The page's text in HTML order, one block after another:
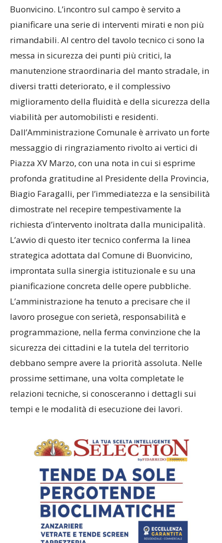
Buonvicino. L’incontro sul campo è servito a
pianificare una serie di interventi mirati e non più
rimandabili. Al centro del tavolo tecnico ci sono la
messa in sicurezza dei punti più critici, la
manutenzione straordinaria del manto stradale, in
diversi tratti deteriorato, e il complessivo
miglioramento della fluidità e della sicurezza della
viabilità per automobilisti e residenti.
Dall’Amministrazione Comunale è arrivato un forte
messaggio di ringraziamento rivolto ai vertici di
Piazza XV Marzo, con una nota in cui si esprime
profonda gratitudine al Presidente della Provincia,
Biagio Faragalli, per l’immediatezza e la sensibilità
dimostrate nel recepire tempestivamente la
richiesta d’intervento inoltrata dalla municipalità.
L’avvio di questo iter tecnico conferma la linea
strategica adottata dal Comune di Buonvicino,
improntata sulla sinergia istituzionale e su una
pianificazione concreta delle opere pubbliche.
L’amministrazione ha tenuto a precisare che il
lavoro prosegue con serietà, responsabilità e
programmazione, nella ferma convinzione che la
sicurezza dei cittadini e la tutela del territorio
debbano sempre avere la priorità assoluta. Nelle
prossime settimane, una volta completate le
relazioni tecniche, si conosceranno i dettagli sui
tempi e le modalità di esecuzione dei lavori.